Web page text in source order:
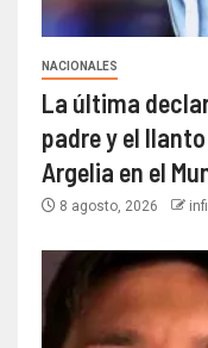
NACIONALES
La última
padre y el
Argelia en el
8 agosto, 2026